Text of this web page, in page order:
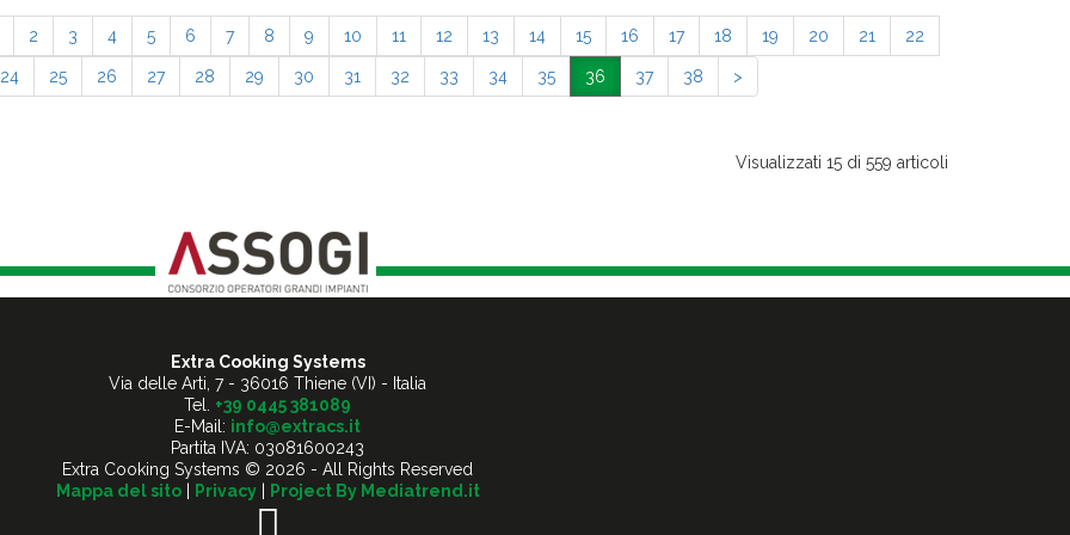
2 3 4 5 6 7 8 9 10 11 12 13 14 15 16 17 18 19 20 21 22
24 25 26 27 28 29 30 31 32 33 34 35 36 37 38 >
Visualizzati 15 di 559 articoli
Extra Cooking Systems
Via delle Arti, 7 - 36016 Thiene (VI) - Italia
Tel. +39 0445 381089
E-Mail: info@extracs.it
Partita IVA: 03081600243
Extra Cooking Systems © 2026 - All Rights Reserved
Mappa del sito| Privacy| Project By Mediatrend.it